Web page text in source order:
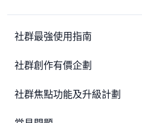
社群最強使用指南
社群創作有價企劃
社群焦點功能及升級計劃